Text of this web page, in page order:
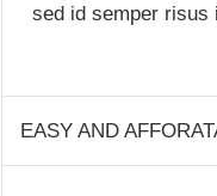
sed id semper risus
EASY AND